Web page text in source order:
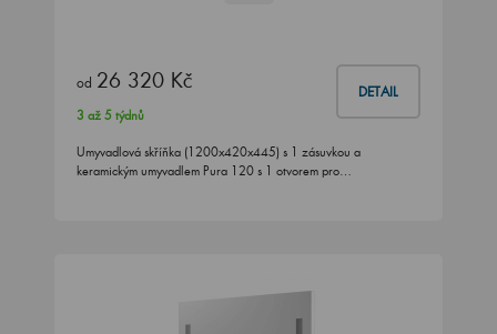
od 26 320 Kč DETAIL
3 až 5 týdnů
Umyvadlová skříňka (1200x420x445) s 1 zásuvkou a
keramickým umyvadlem Pura 120 s 1 otvorem pro…